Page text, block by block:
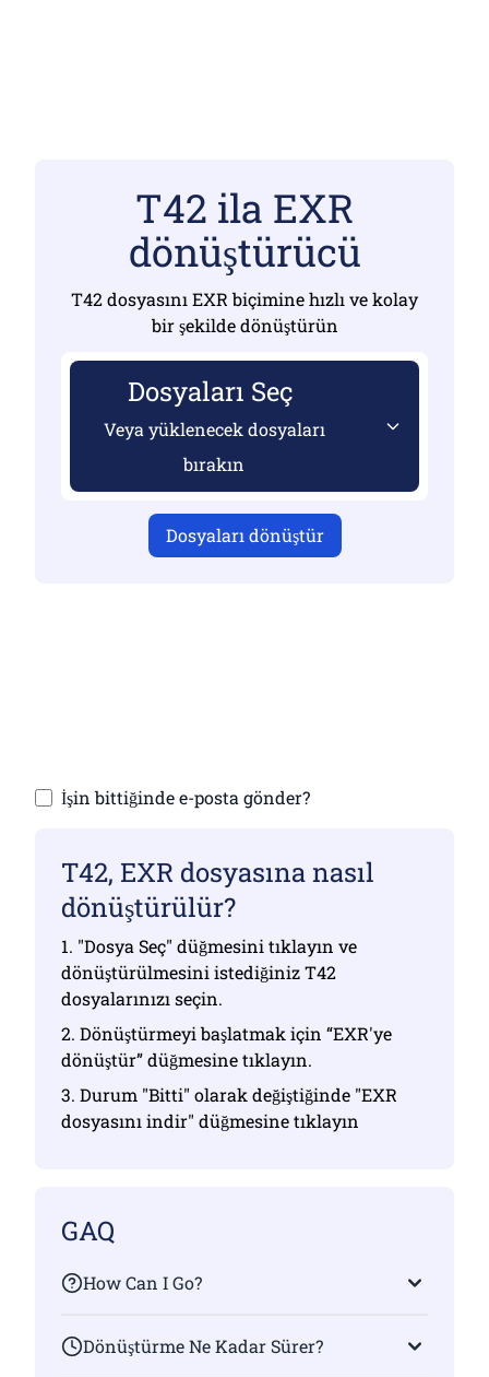
T42 ila EXR
dönüştürücü
T42 dosyasını EXR biçimine hızlı ve kolay
bir şekilde dönüştürün
Dosyaları Seç
Veya yüklenecek dosyaları
bırakın
Dosyaları dönüştür
İşin bittiğinde e-posta gönder?
T42, EXR dosyasına nasıl
dönüştürülür?
1. "Dosya Seç" düğmesini tıklayın ve
dönüştürülmesini istediğiniz T42
dosyalarınızı seçin.
2. Dönüştürmeyi başlatmak için “EXR'ye
dönüştür” düğmesine tıklayın.
3. Durum "Bitti" olarak değiştiğinde "EXR
dosyasını indir" düğmesine tıklayın
GAQ
How Can I Go?
Dönüştürme Ne Kadar Sürer?